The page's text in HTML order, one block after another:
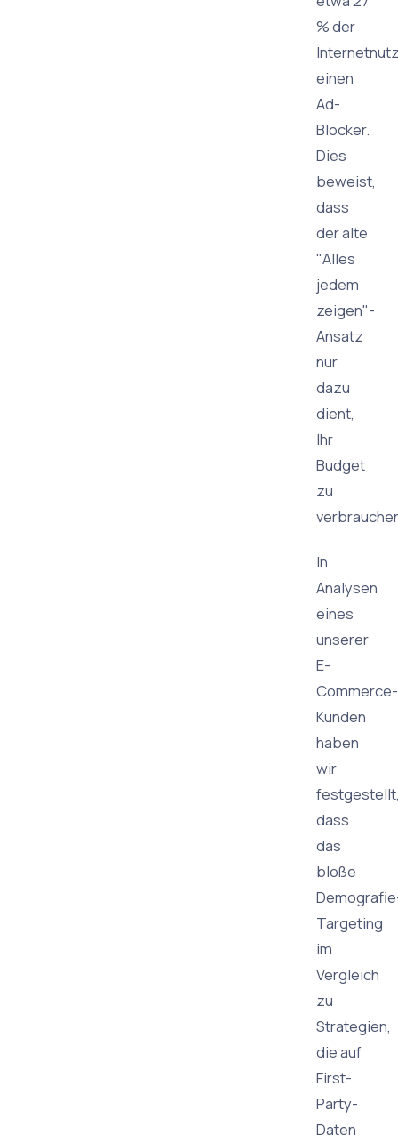
% der
einen
Ad-
Blocker.
Dies
beweist,
dass
der alte
"Alles
jedem
zeigen"-
Ansatz
nur
dazu
dient,
Ihr
Budget
zu
In
Analysen
eines
unserer
E-
Commerce-
Kunden
haben
wir
dass
das
bloße
Targeting
im
Vergleich
zu
Strategien,
die auf
First-
Party-
Daten